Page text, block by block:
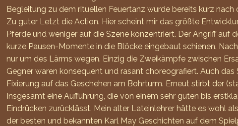
Begleitung zu dem rituellen Feuertanz wurde bereits kurz nach
Zu guter Letzt die Action. Hier scheint mir das größte
Pferde und weniger auf die Szene konzentriert. Der Angriff
kurze Pausen-Momente in die Blöcke eingebaut schienen.
nur um des Lärms wegen. Einzig die Zweikämpfe zwischen
Gegner waren konsequent und rasant choreografiert. Auch
Fixierung auf das Geschehen am Bohrturm. Erneut stirbt der
Insgesamt eine Aufführung, die von einem sehr guten bis
Eindrücken zurücklässt. Mein alter Lateinlehrer hätte es wohl
der besten und bekannten Karl May Geschichten auf dem